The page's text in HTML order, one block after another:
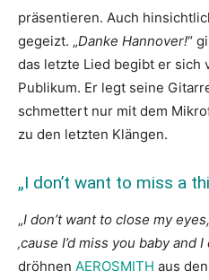
präsentieren. Auch
gegeizt. „Danke Hannover!“
das letzte Lied begibt er sich
Publikum. Er legt seine
schmettert nur mit dem
zu den letzten Klängen.
„I don’t want to miss a
„I don’t want to close my
‚cause I’d miss you baby and
dröhnen AEROSMITH aus